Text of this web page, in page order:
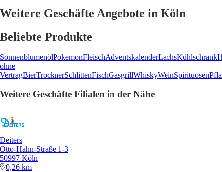
Weitere Geschäfte Angebote in Köln
Beliebte Produkte
SonnenblumenölPokemonFleischAdventskalenderLachsKühlschrank
ohne
VertragBierTrocknerSchlittenFischGasgrillWhiskyWeinSpirituosen
Weitere Geschäfte Filialen in der Nähe
Deiters
Otto-Hahn-Straße 1-3
50997 Köln
0,26 km